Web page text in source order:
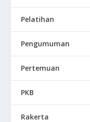
Pelatihan
Pengumuman
Pertemuan
PKB
Rakerta